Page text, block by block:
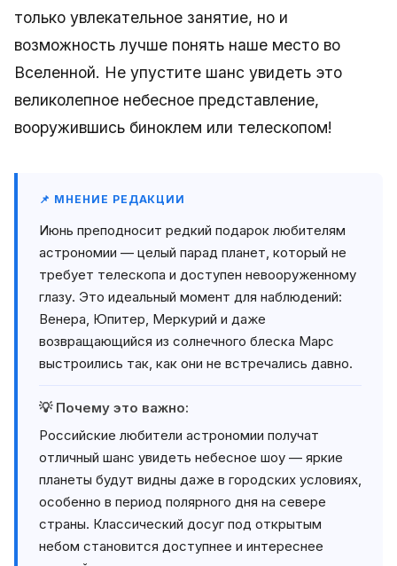
только увлекательное занятие, но и
возможность лучше понять наше место во
Вселенной. Не упустите шанс увидеть это
великолепное небесное представление,
вооружившись биноклем или телескопом!
📌 МНЕНИЕ РЕДАКЦИИ
Июнь преподносит редкий подарок любителям
астрономии — целый парад планет, который не
требует телескопа и доступен невооруженному
глазу. Это идеальный момент для наблюдений:
Венера, Юпитер, Меркурий и даже
возвращающийся из солнечного блеска Марс
выстроились так, как они не встречались давно.
💡 Почему это важно:
Российские любители астрономии получат
отличный шанс увидеть небесное шоу — яркие
планеты будут видны даже в городских условиях,
особенно в период полярного дня на севере
страны. Классический досуг под открытым
небом становится доступнее и интереснее